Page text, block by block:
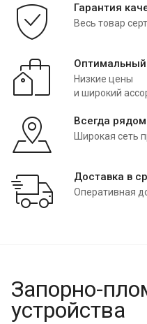
Гарантия
Весь товар
Низкие цены
и широкий
Всегда рядом
Широкая сеть
Доставка в
Оперативная
Запорно-
устройства